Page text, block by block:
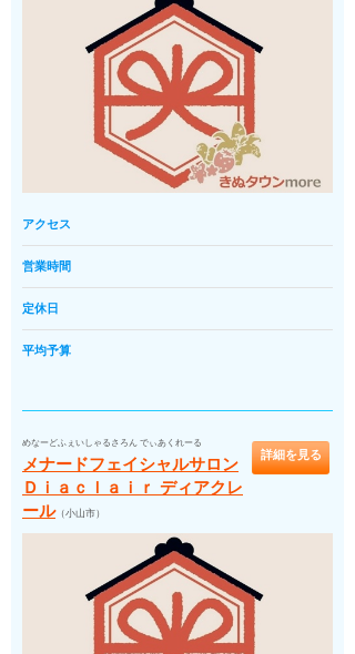
アクセス
営業時間
定休日
平均予算
めなーどふぇいしゃるさろん でぃあくれーる
メナードフェイシャルサロン
Ｄｉａｃｌａｉｒ ディアクレ
ール（小山市）
詳細を見る